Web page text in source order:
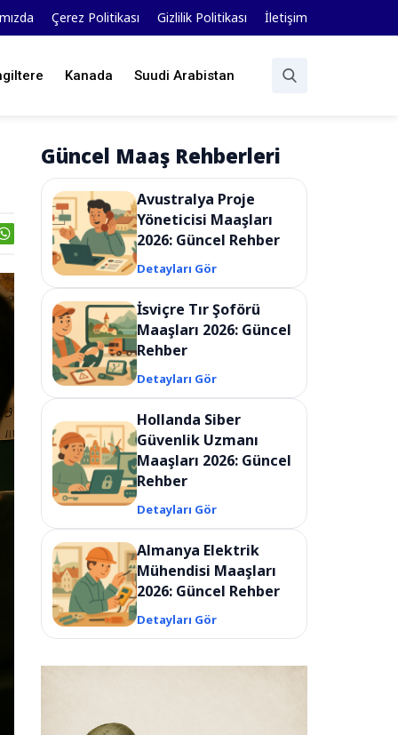
Çerez Politikası Gizlilik Politikası İletişim
Kanada Suudi Arabistan
Güncel Maaş Rehberleri
Avustralya Proje
Yöneticisi Maaşları
2026: Güncel Rehber
Detayları Gör
İsviçre Tır Şoförü
Maaşları 2026: Güncel
Rehber
Detayları Gör
Hollanda Siber
Güvenlik Uzmanı
Maaşları 2026: Güncel
Rehber
Detayları Gör
Almanya Elektrik
Mühendisi Maaşları
2026: Güncel Rehber
Detayları Gör